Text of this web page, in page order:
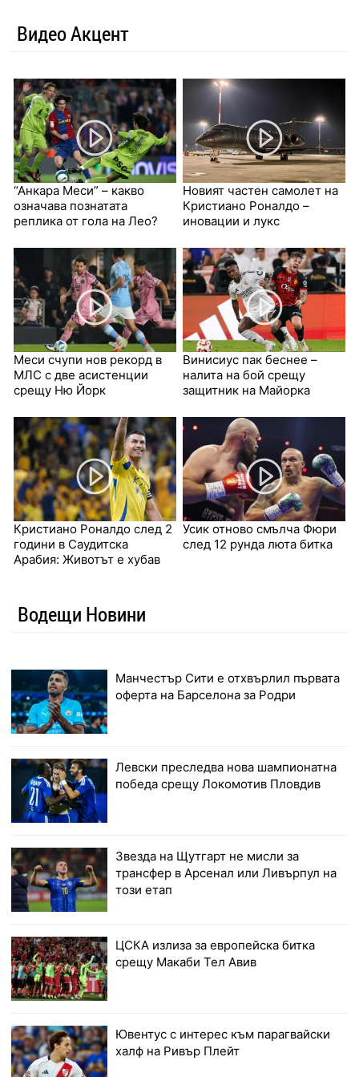
Видео Акцент
“Анкара Меси” – какво
означава познатата
реплика от гола на Лео?
Новият частен самолет на
Кристиано Роналдо –
иновации и лукс
Меси счупи нов рекорд в
МЛС с две асистенции
срещу Ню Йорк
Винисиус пак беснее –
налита на бой срещу
защитник на Майорка
Кристиано Роналдо след 2
години в Саудитска
Арабия: Животът е хубав
Усик отново смълча Фюри
след 12 рунда люта битка
Водещи Новини
Манчестър Сити е отхвърлил първата
оферта на Барселона за Родри
Левски преследва нова шампионатна
победа срещу Локомотив Пловдив
Звезда на Щутгарт не мисли за
трансфер в Арсенал или Ливърпул на
този етап
ЦСКА излиза за европейска битка
срещу Макаби Тел Авив
Ювентус с интерес към парагвайски
халф на Ривър Плейт